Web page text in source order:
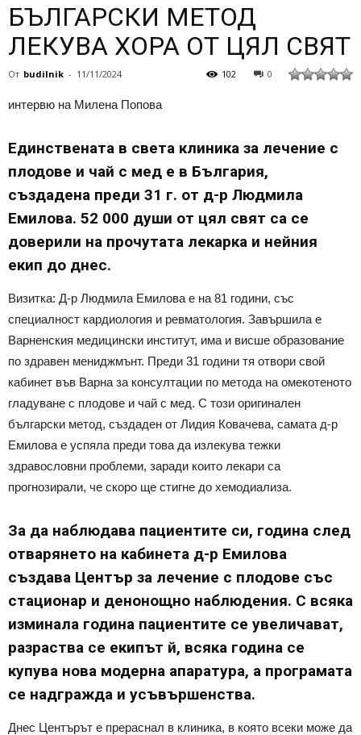
БЪЛГАРСКИ МЕТОД
ЛЕКУВА ХОРА ОТ ЦЯЛ СВЯТ
От budilnik - 11/11/2024 0
102
интервю на Милена Попова
Единствената в света клиника за лечение с
плодове и чай с мед е в България,
създадена преди 31 г. от д-р Людмила
Емилова. 52 000 души от цял свят са се
доверили на прочутата лекарка и нейния
екип до днес.
Визитка: Д-р Людмила Емилова е на 81 години, със
специалност кардиология и ревматология. Завършила е
Варненския медицински институт, има и висше образование
по здравен мениджмънт. Преди 31 години тя отвори свой
кабинет във Варна за консултации по метода на омекотеното
гладуване с плодове и чай с мед. С този оригинален
български метод, създаден от Лидия Ковачева, самата д-р
Емилова е успяла преди това да излекува тежки
здравословни проблеми, заради които лекари са
прогнозирали, че скоро ще стигне до хемодиализа.
За да наблюдава пациентите си, година след
отварянето на кабинета д-р Емилова
създава Център за лечение с плодове със
стационар и денонощно наблюдения. С всяка
изминала година пациентите се увеличават,
разраства се екипът й, всяка година се
купува нова модерна апаратура, а програмата
се надгражда и усъвършенства.
Днес Центърът е прераснал в клиника, в която всеки може да